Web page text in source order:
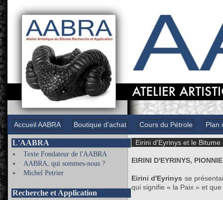
Accueil AABRA Boutique d'achat Cours du Pétrole Plan
L'AABRA
Texte Fondateur de l'AABRA
AABRA, qui sommes-nous ?
Michel Petrier
Recherche et Application
Eirini d'Eyrinys et le Bitume
EIRINI D'EYRINYS,
Eirini d'Eyrinys se
qui signifie « la Paix » et